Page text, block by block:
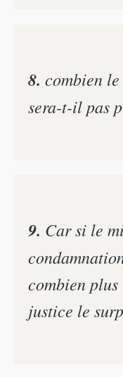
8. combien
sera-t-il pas
9. Car si le
combien
justice le